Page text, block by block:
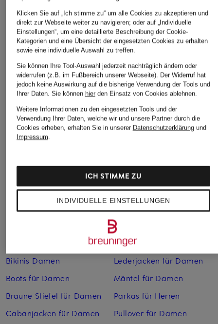
+Aktionsrabatt
PESERICO
T-Shirt mit Seide und
Schmucksteinen
249,99 €
Bestpreis:299,99 €
black palms
T-Shirt HEAVY
79,99 €
+Aktionsrabatt
darling harbour
19,99 €
Bestpreis: 39,99 €
Weitere Kategorien
Bikinis Damen
Boots für Damen
Braune Stiefel für Damen
Cabanjacken für Damen
Kleider
Lange Ballkleider
Lederjacken für Damen
Mäntel für Damen
Parkas für Herren
Pullover für Damen
Klicken Sie auf „Ich stimme zu“ um alle Cookies zu akzeptieren und
direkt zur Webseite weiter zu navigieren; oder auf „Individuelle
Einstellungen“, um eine detaillierte Beschreibung der Cookie-
Kategorien und eine Übersicht der eingesetzten Cookies zu erhalten
sowie eine individuelle Auswahl zu treffen.
Sie können Ihre Tool-Auswahl jederzeit nachträglich ändern oder
widerrufen (z.B. im Fußbereich unserer Webseite). Der Widerruf hat
jedoch keine Auswirkung auf die bisherige Verwendung der Tools und
Ihrer Daten. Sie können hierden Einsatz von Cookies ablehnen.
Weitere Informationen zu den eingesetzten Tools und der
Verwendung Ihrer Daten, welche wir und unsere Partner durch die
Cookies erheben, erhalten Sie in unserer Datenschutzerklärungund
Impressum.
INDIVIDUELLE EINSTELLUNGEN
ICH STIMME ZU